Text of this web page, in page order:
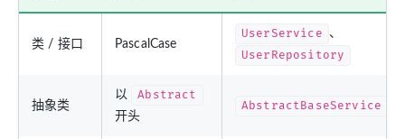
类 / 接口 PascalCase
UserService 、
UserRepository
抽象类
以 Abstract
开头
AbstractBaseService